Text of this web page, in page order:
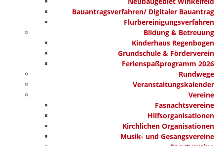
Bauantragsverfahren/ Digitaler Bauantrag
Flurbereinigungsverfahren
Bildung & Betreuung
Kinderhaus Regenbogen
Grundschule & Förderverein
Ferienspaßprogramm 2026
Rundwege
Veranstaltungskalender
Vereine
Fasnachtsvereine
Hilfsorganisationen
Kirchlichen Organisationen
Musik- und Gesangsvereine